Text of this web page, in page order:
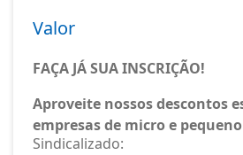
Valor
FAÇA JÁ SUA INSCRIÇÃO!
Aproveite nossos descontos
empresas de micro e
Sindicalizado: